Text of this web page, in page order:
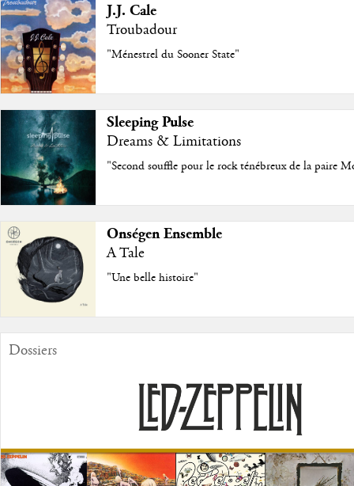
J.J. Cale
Troubadour
"Ménestrel du Sooner State"
Sleeping Pulse
Dreams & Limitations
"Second souffle pour le rock ténébreux de la paire
Onségen Ensemble
A Tale
"Une belle histoire"
Dossiers